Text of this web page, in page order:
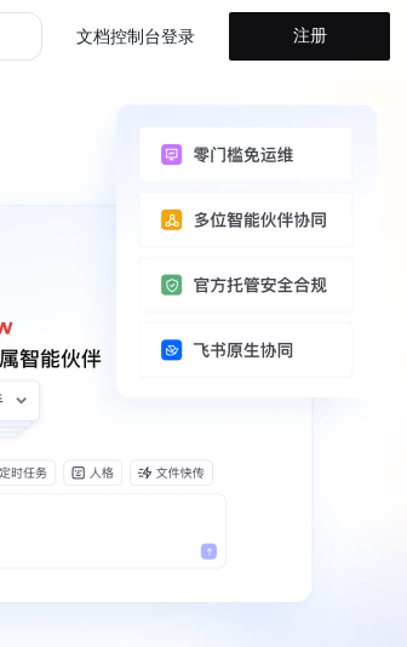
文档控制台登录 注册